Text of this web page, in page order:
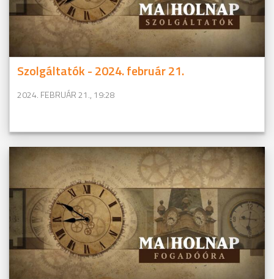
Szolgáltatók - 2024. február 21.
2024. FEBRUÁR 21., 19:28